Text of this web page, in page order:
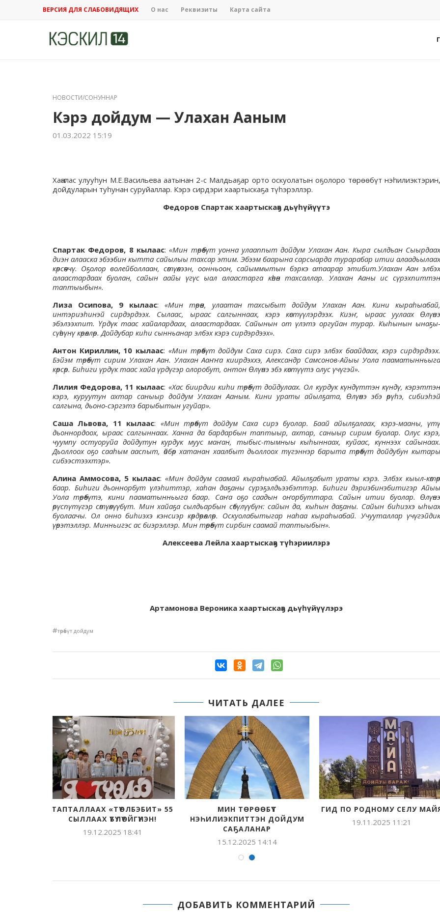
ВЕРСИЯ ДЛЯ СЛАБОВИДЯЩИХ О нас Реквизиты Карта сайта
НОВОСТИ/СОНУННАР
Кэрэ дойдум — Улахан Ааным
01.03.2022 15:19
Хаҥалас улууһун М.Е.Васильева аатынан 2-с Малдьаҕар орто оскуолатын оҕолоро төрөөбүт нэһилиэктэрин,
дойдуларын туһунан суруйаллар. Кэрэ сирдэри хаартыскаҕа түһэрэллэр.
Федоров Спартак хаартыскаҕа дьүһүйүүтэ
Спартак Федоров, 8 кылаас:«Мин төрөөбүт уонна улааппыт дойдум Улахан Аан. Кыра сылдьан Сыырдаах
диэн алааска эбээбин кытта сайылыы тахсар этим. Эбээм баарына сарсыарда турарабар итии алаадьылаах
көрсөөччү. Оҕолор волейболлаан, сөтүөлээн, оонньоон, сайыммытын бэркэ атаарар этибит.Улахан Аан элбэх
алаастардаах буолан, сайын аайы үгүс ыал алаастарга көһөн тахсаллар. Улахан Ааны ис сүрэхпиттэн
таптыыбын».
Лиза Осипова, 9 кылаас: «Мин төрөөн, улаатан тахсыбыт дойдум Улахан Аан. Кини кыраһыабай,
интэриэһинэй сирдэрдээх. Сылаас, ыраас салгыннаах, кэрэ көстүүлэрдээх. Киэҥ, ыраас уулаах Өлүөнэ
эбэлээхпит. Үрдүк таас хайалардаах, алаастардаах. Сайынын от үлэтэ оргуйан турар. Кыһынын ынаҕы-
сүөһүнү көрөллөр. Дойдубар киһи сынньанар элбэх кэрэ сирдэрдээх».
Антон Кириллин, 10 кылаас: «Мин төрөөбүт дойдум Саха сирэ. Саха сирэ элбэх баайдаах, кэрэ сирдэрдээх.
Бэйэм төрөөбүт сирим Улахан Аан. Улахан Ааҥҥа киирдэххэ, Александр Самсонов-Айыы Уола пааматынньыга
көрсөр. Биһиги үрдүк таас хайа үрдүгэр олоробут, онтон Өлүөнэ эбэ көстүүтэ олус үчүгэй».
Лилия Федорова, 11 кылаас: «Хас биирдии киһи төрөөбүт дойдулаах. Ол курдук күндүттэн күндү, кэрэттэн
кэрэ, куруутун ахтар саныыр дойдум Улахан Ааным. Кини ураты айылҕата, Өлүөнэ эбэ өрүһэ, сибиэһэй
салгына, дьоно-сэргэтэ барыбытын угуйар».
Саша Львова, 11 кылаас: «Мин төрөөбүт дойдум Саха сирэ буолар. Баай айылҕалаах, кэрэ-мааны,
дьоннордоох, ыраас салгыннаах. Ханна да бардарбын таптыыр, ахтар, саныыр сирим буолар. Олус кэрэ,
чуумпу остуоруйа дойдутун курдук муус маҥан, тыбыс-тымныы кыһыннаах, куйаас, күннээх сайынаах.
Дьоллоох оҕо сааһым ааспыт, өйбөр хатанан хаалбыт дьоллоох түгэннэр барыта төрөөбүт дойдубун кытары
сибээстээхтэр».
Алина Аммосова, 5 кылаас: «Мин дойдум саамай кыраһыабай. Айылҕабыт ураты кэрэ. Элбэх кыыл-көтөр
баар. Биһиги дьоннорбут үлэһиттэр, хаһан даҕаны сүрэҕэлдьээбэттэр. Биһиги дэриэбинэбитигэр Айыы
Уола төрөөбүтэ, кини пааматынньыга баар. Саҥа оҕо саадын оҥорбуттара. Сайын итии буолар. Өлүөнэ
өрүспүтүгэр сөтүөлүүбүт. Мин хайаҕа сылдьарбын сөбүлүүбүн: сайын да, кыһын даҕаны. Сайын биһиэхэ ыһыах
буолаачы. Ол онно биһиэхэ кэнсиэр көрдөрөллөр. Оскуолабытыгар наһаа кыраһыабай. Учууталлар үчүгэйдик
үөрэтэллэр. Минньигэс ас биэрэллэр. Мин төрөөбүт сирбин саамай таптыыбын».
Алексеева Лейла хаартыскаҕа түһэриилэрэ
Артамонова Вероника хаартыскаҕа дьүһүйүүлэрэ
#төрөөбүт дойдум
ЧИТАТЬ ДАЛЕЕ
ТАПТАЛЛААХ «ТҮӨЛБЭБИТ» 55
СЫЛЛААХ ҮБҮЛҮӨЙГҮНЭН!
19.12.2025 18:41
МИН ТӨРӨӨБҮТ
НЭҺИЛИЭКПИТТЭН ДОЙДУМ
САҔАЛАНАР
15.12.2025 14:14
ГИД ПО РОДНОМУ СЕЛУ
19.11.2025 11:21
ДОБАВИТЬ КОММЕНТАРИЙ